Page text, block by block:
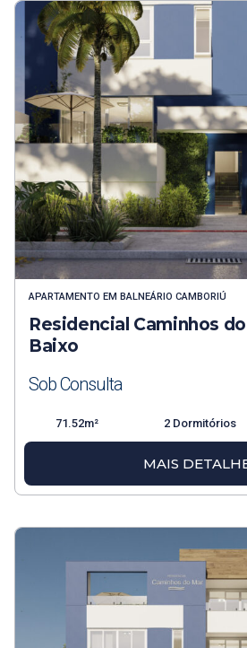
APARTAMENTO EM BALNEÁRIO CAMBORIÚ
Residencial Caminhos
Baixo
Sob Consulta
71.52m² 2 Dormitórios
MAIS